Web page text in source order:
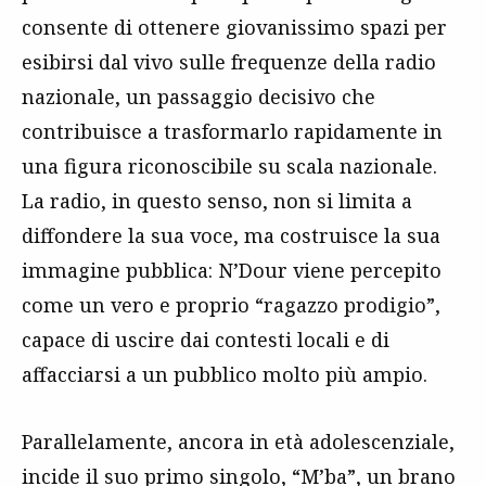
consente di ottenere giovanissimo spazi per
esibirsi dal vivo sulle frequenze della radio
nazionale, un passaggio decisivo che
contribuisce a trasformarlo rapidamente in
una figura riconoscibile su scala nazionale.
La radio, in questo senso, non si limita a
diffondere la sua voce, ma costruisce la sua
immagine pubblica: N’Dour viene percepito
come un vero e proprio “ragazzo prodigio”,
capace di uscire dai contesti locali e di
affacciarsi a un pubblico molto più ampio.
Parallelamente, ancora in età adolescenziale,
incide il suo primo singolo, “M’ba”, un brano